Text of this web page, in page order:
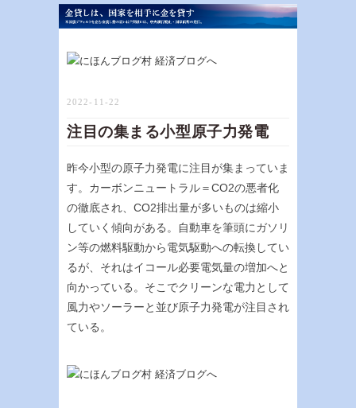
2022-11-22
注目の集まる小型原子力発電
昨今小型の原子力発電に注目が集まっていま
す。カーボンニュートラル＝CO2の悪者化
の徹底され、CO2排出量が多いものは縮小
していく傾向がある。自動車を筆頭にガソリ
ン等の燃料駆動から電気駆動への転換してい
るが、それはイコール必要電気量の増加へと
向かっている。そこでクリーンな電力として
風力やソーラーと並び原子力発電が注目され
ている。